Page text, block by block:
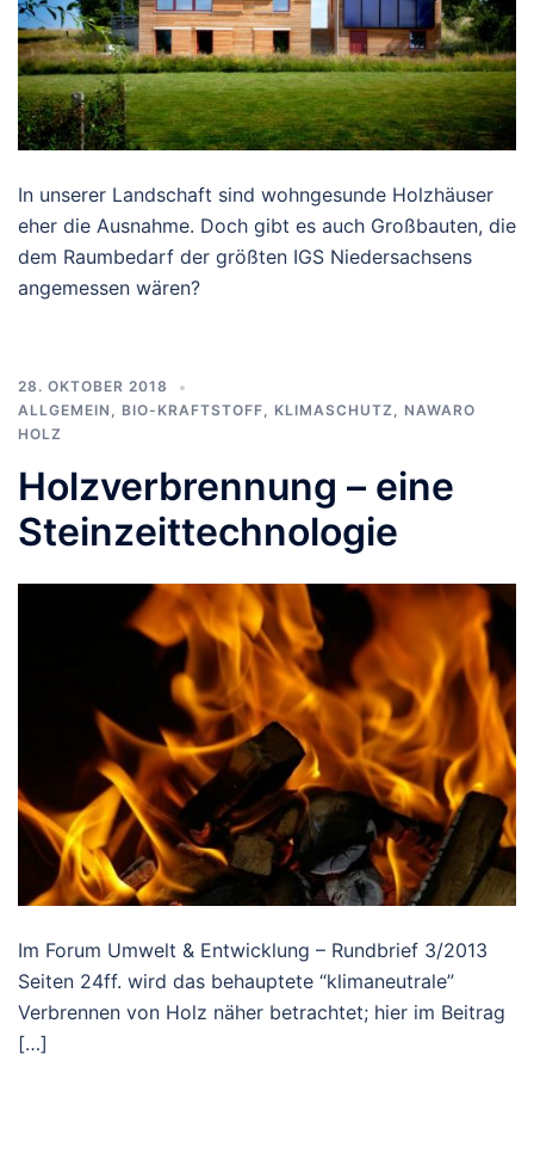
In unserer Landschaft sind wohngesunde Holzhäuser
eher die Ausnahme. Doch gibt es auch Großbauten, die
dem Raumbedarf der größten IGS Niedersachsens
angemessen wären?
28. OKTOBER 2018
ALLGEMEIN , BIO-KRAFTSTOFF, KLIMASCHUTZ , NAWARO
HOLZ
Holzverbrennung – eine
Steinzeittechnologie
Im Forum Umwelt & Entwicklung – Rundbrief 3/2013
Seiten 24ff. wird das behauptete “klimaneutrale”
Verbrennen von Holz näher betrachtet; hier im Beitrag
[…]